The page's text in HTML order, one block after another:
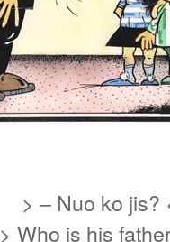
> – Nuo ko jis?
> Who is his